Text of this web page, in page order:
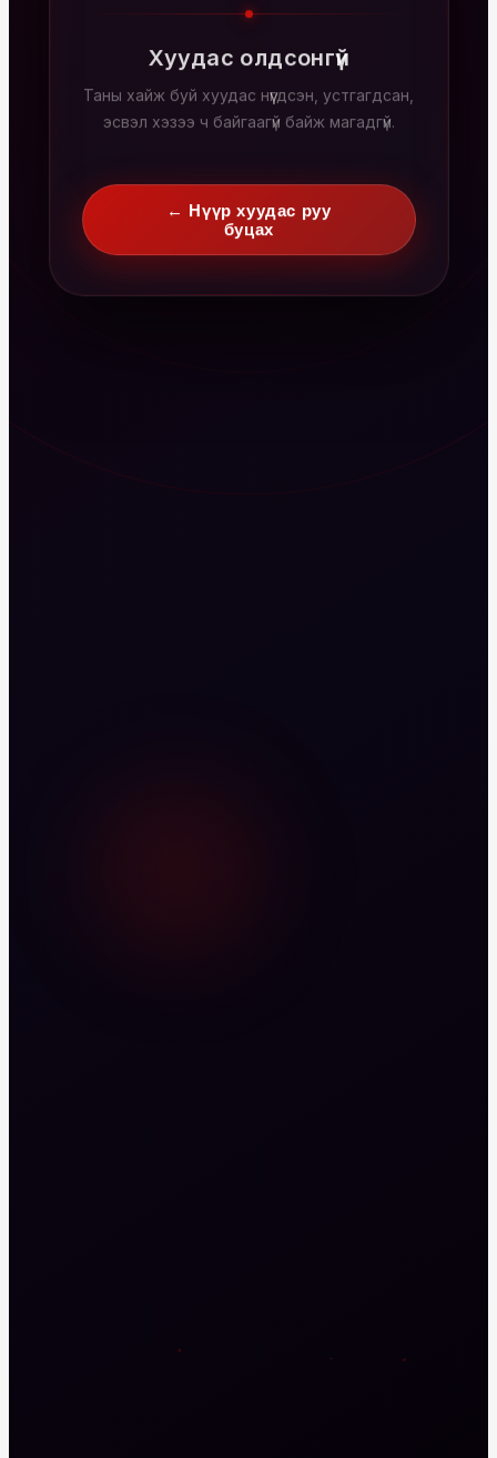
Хуудас олдсонгүй
Таны хайж буй хуудас нүүгдсэн, устгагдсан,
эсвэл хэзээ ч байгаагүй байж магадгүй.
← Нүүр хуудас руу
буцах